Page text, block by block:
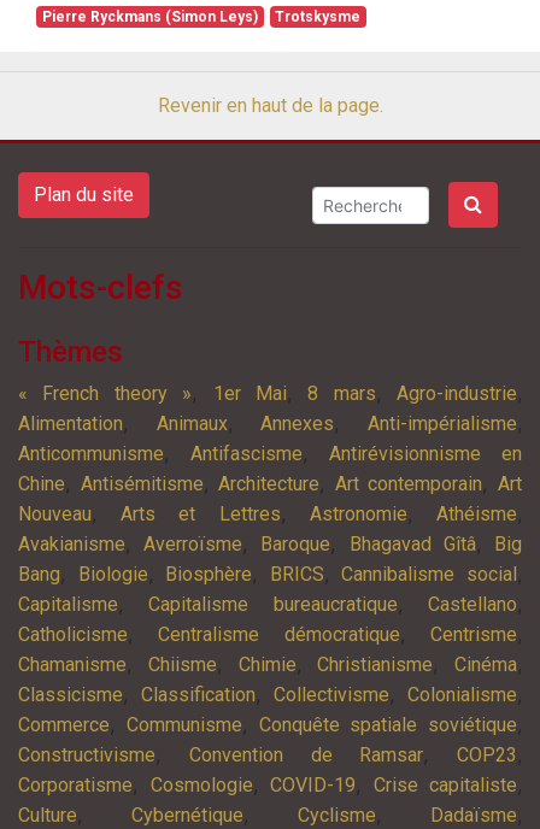
Pierre Ryckmans (Simon Leys)
Trotskysme
Revenir en haut de la page.
Plan du site
Mots-clefs
Thèmes
« French theory », 1er Mai,8 mars, Agro-industrie,
Alimentation, Animaux,Annexes,Anti-impérialisme,
Anticommunisme, Antifascisme, Antirévisionnisme en
Chine, Antisémitisme,Architecture, Art contemporain,Art
Nouveau,Arts et Lettres, Astronomie,Athéisme,
Avakianisme,Averroïsme, Baroque, Bhagavad Gîtâ,
Big
Bang, Biologie, Biosphère, BRICS,Cannibalisme social ,
Capitalisme,Capitalisme bureaucratique,Castellano,
Catholicisme,Centralisme démocratique,Centrisme,
Chamanisme, Chiisme, Chimie,Christianisme, Cinéma,
Classicisme, Classification, Collectivisme, Colonialisme,
Commerce, Communisme, Conquête spatiale soviétique,
Constructivisme, Convention de Ramsar, COP23 ,
Corporatisme, Cosmologie, COVID-19, Crise capitaliste,
Culture, Cybernétique, Cyclisme, Dadaïsme,